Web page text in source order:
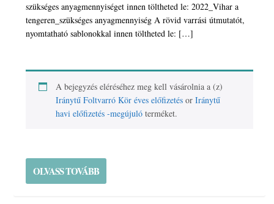
szükséges anyagmennyiséget innen töltheted le: 2022_Vihar a
tengeren_szükséges anyagmennyiség A rövid varrási útmutatót,
nyomtatható sablonokkal innen töltheted le: […]
A bejegyzés eléréséhez meg kell vásárolnia a (z)
Iránytű Foltvarró Kör éves előfizetés orIránytű
havi előfizetés -megújuló terméket.
OLVASS TOVÁBB